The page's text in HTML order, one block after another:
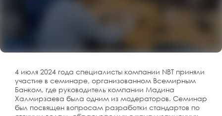
4 июля 2024 года специалисты компании NBT приняли
участие в семинаре, организованном Всемирным
Банком, где руководитель компании Мадина
Халмирзаева была одним из модераторов. Семинар
был посвящен вопросам разработки стандартов по